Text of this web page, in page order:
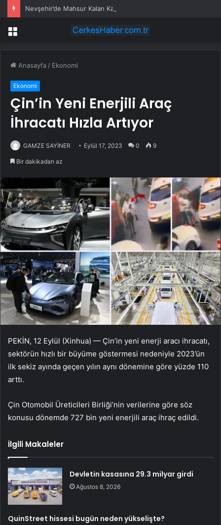
Nevşehir’de Mahsur Kalan Kadın Kurtarıldı
Menü
Anasayfa / Ekonomi
Ekonomi
Çin’in Yeni Enerjili Araç
İhracatı Hızla Artıyor
GAMZE SAYİNER Eylül 17, 2023 0 9
Bir dakikadan az
PEKİN, 12 Eylül (Xinhua) — Çin’in yeni enerji aracı ihracatı,
sektörün hızlı bir büyüme göstermesi nedeniyle 2023’ün
ilk sekiz ayında geçen yılın aynı dönemine göre yüzde 110
arttı.
Çin Otomobil Üreticileri Birliği’nin verilerine göre söz
konusu dönemde 727 bin yeni enerjili araç ihraç edildi.
İlgili Makaleler
Devletin kasasına 29.3 milyar girdi
Ağustos 8, 2026
QuinStreet hissesi bugün neden yükselişte?